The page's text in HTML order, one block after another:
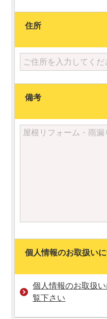
住所
備考
個人情報のお取扱い
個人情報のお取扱
覧下さい